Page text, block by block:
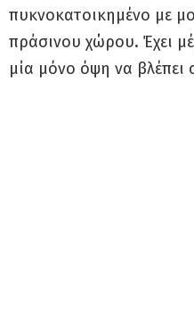
πυκνοκατοικημένο με
πράσινου χώρου. Έχει
μία μόνο όψη να βλέπει